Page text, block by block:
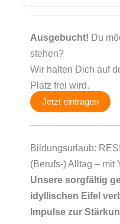
Ausgebucht! Du
stehen?
Wir halten Dich auf
Platz frei wird.
Jetzt eintragen
Bildungsurlaub:
(Berufs-) Alltag – mit
Unsere sorgfältig
idyllischen Eifel
Impulse zur